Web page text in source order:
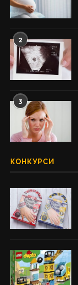
2
3
КОНКУРСИ